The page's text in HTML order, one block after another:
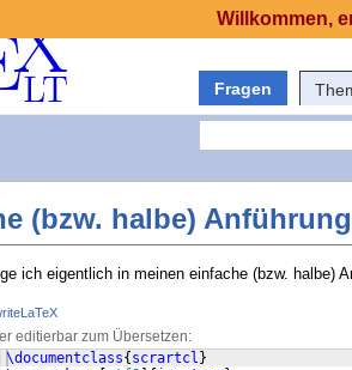
Fragen
(bzw. halbe)
ich eigentlich in meinen einfache (bzw. halbe)
editierbar zum Übersetzen:
\documentclass{ scrartcl }
Willkommen,